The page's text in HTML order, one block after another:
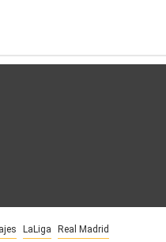
LaLiga Real Madrid